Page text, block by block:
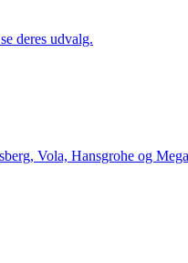
deres udvalg.
Vola, Hansgrohe og